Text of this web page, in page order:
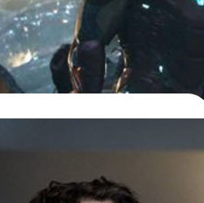
อนและยังไม่มีทีท่าว่าหนังฟอร์ม
ร์ที่เป็นหนังบันเทิงจัดหนักจะ
วของสื่อต่างประเทศช่วงนี้จึงมี
อกำไรที่หนังเมื่อปีก่อนทำไว้ออก
รายงานข้อมูลกำไรสุทธิ
ของหนังมาหักลบจากทุนสร้าง
ปรโมตหนัง และแบ่งเงินรายได้
ง Avengers: Endgame ที่ทำ
สุดของปีที่แล้วและตลอดกาล
ago
เผย Robert Downey
ล้ารับบทยักษ์เขียว